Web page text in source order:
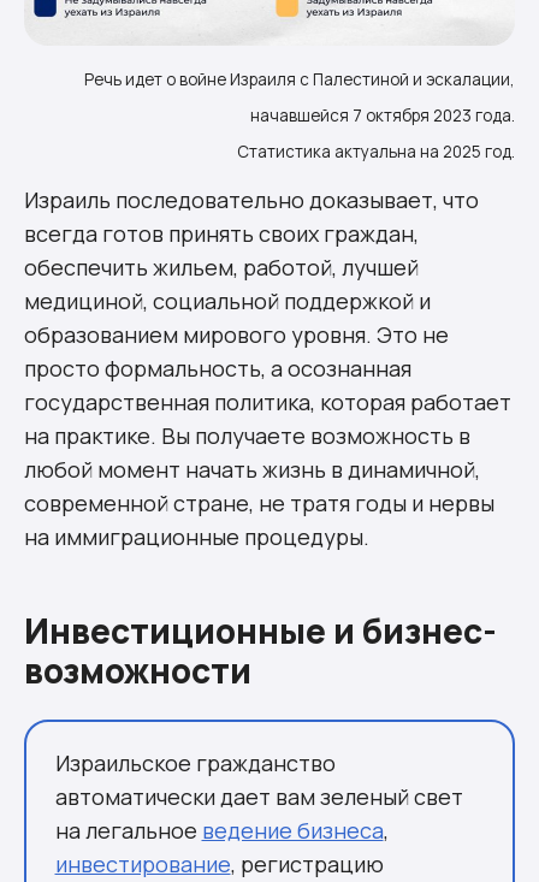
Речь идет о войне Израиля с Палестиной и эскалации,
начавшейся 7 октября 2023 года.
Статистика актуальна на 2025 год.
Израиль последовательно доказывает, что
всегда готов принять своих граждан,
обеспечить жильем, работой, лучшей
медициной, социальной поддержкой и
образованием мирового уровня. Это не
просто формальность, а осознанная
государственная политика, которая работает
на практике. Вы получаете возможность в
любой момент начать жизнь в динамичной,
современной стране, не тратя годы и нервы
на иммиграционные процедуры.
Инвестиционные и бизнес-
возможности
Израильское гражданство
автоматически дает вам зеленый свет
на легальное ведение бизнеса,
инвестирование, регистрацию